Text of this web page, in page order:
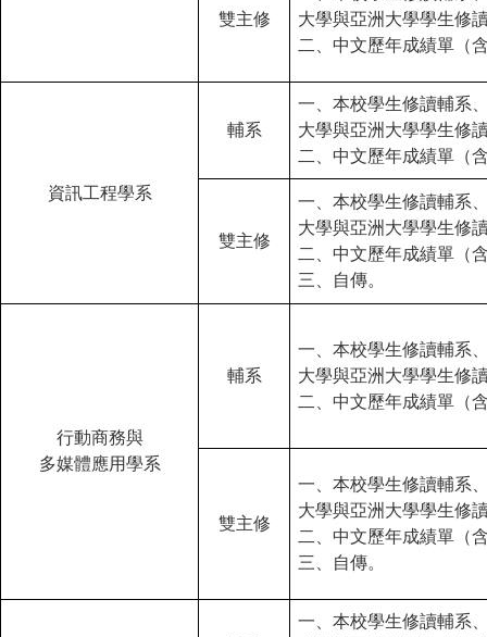
雙主修
大學與亞洲大學學生修
二、中文歷年成績單（
資訊工程學系
輔系
一、本校學生修讀輔系
大學與亞洲大學學生修
二、中文歷年成績單（
雙主修
一、本校學生修讀輔系
大學與亞洲大學學生修
二、中文歷年成績單（
三、自傳。
行動商務與
多媒體應用學系
輔系
一、本校學生修讀輔系
大學與亞洲大學學生修
二、中文歷年成績單（
雙主修
一、本校學生修讀輔系
大學與亞洲大學學生修
二、中文歷年成績單（
三、自傳。
一、本校學生修讀輔系